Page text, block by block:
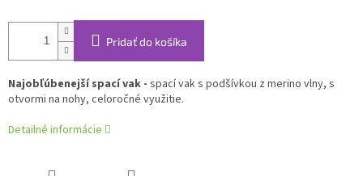
Pridať do košíka
Najobľúbenejší spací vak - spací vak s podšívkou z merino vlny, s
otvormi na nohy, celoročné využitie.
Detailné informácie